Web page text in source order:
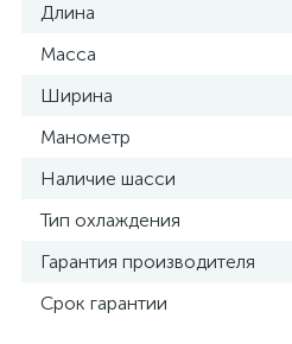
Длина
Масса
Ширина
Манометр
Наличие шасси
Тип охлаждения
Гарантия производителя
Срок гарантии